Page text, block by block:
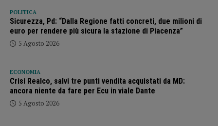
POLITICA
Sicurezza, Pd: “Dalla Regione fatti concreti, due milioni di
euro per rendere più sicura la stazione di Piacenza”
5 Agosto 2026
ECONOMIA
Crisi Realco, salvi tre punti vendita acquistati da MD:
ancora niente da fare per Ecu in viale Dante
5 Agosto 2026